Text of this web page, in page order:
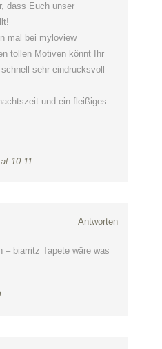
dass Euch unser
mal bei myloview
tollen Motiven könnt Ihr
sehr eindrucksvoll
und ein fleißiges
10:11
Antworten
– biarritz Tapete wäre was